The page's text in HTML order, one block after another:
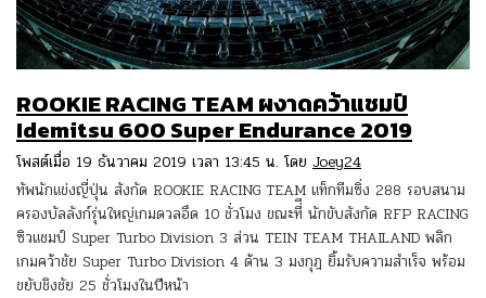
ROOKIE RACING TEAM ผงาดคว้าแชมป์
Idemitsu 600 Super Endurance 2019
โพสต์เมื่อ 19 ธันวาคม 2019 เวลา 13:45 น. โดย Joey24
ทัพนักแข่งญี่ปุ่น สังกัด ROOKIE RACING TEAM แท็กทีมซิ่ง 288 รอบสนาม
ครองบัลลังก์รุ่นใหญ่เกมดวลอึด 10 ชั่วโมง ขณะที่ี นักขับสังกัด RFP RACING
ซิวแชมป์ Super Turbo Division 3 ส่วน TEIN TEAM THAILAND พลิก
เกมคว้าชัย Super Turbo Division 4 ด้าน 3 มงกุฎ ยิ้มรับความสำเร็จ พร้อม
ขยับชิงชัย 25 ชั่วโมงในปีหน้า